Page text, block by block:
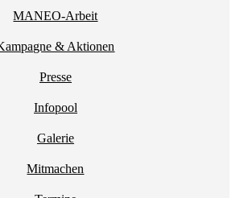
MANEO-Arbeit
& Aktionen
Presse
Infopool
Galerie
Mitmachen